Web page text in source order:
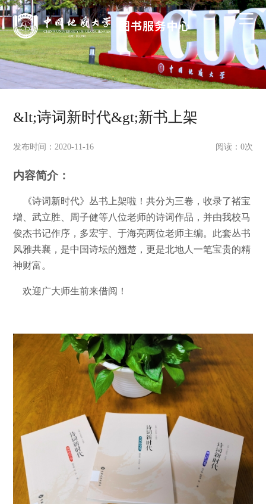
&lt;诗词新时代&gt;新书上架
发布时间：2020-11-16 阅读：0次
内容简介：
《诗词新时代》丛书上架啦！共分为三卷，收录了褚宝
增、武立胜、周子健等八位老师的诗词作品，并由我校马
俊杰书记作序，多宏宇、于海亮两位老师主编。此套丛书
风雅共襄，是中国诗坛的翘楚，更是北地人一笔宝贵的精
神财富。
欢迎广大师生前来借阅！